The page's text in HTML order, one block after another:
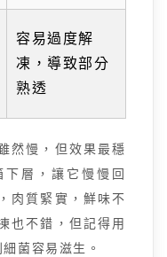
容易過度解
凍，導致部分
熟透
然慢，但效果最穩
層，讓它慢慢回
肉質緊實，鮮味不
也不錯，但記得用
菌容易滋生。